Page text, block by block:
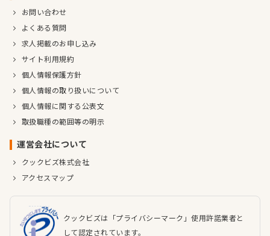
お問い合わせ
よくある質問
求人掲載のお申し込み
サイト利用規約
個人情報保護方針
個人情報の取り扱いについて
個人情報に関する公表文
取扱職種の範囲等の明示
運営会社について
クックビズ株式会社
アクセスマップ
クックビズは「プライバシーマーク」使用許諾業者と
して認定されています。